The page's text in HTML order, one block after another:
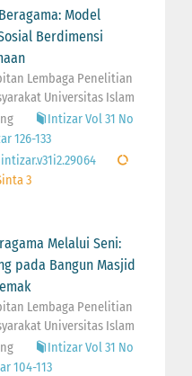
Model
Berdimensi
Lembaga Penelitian
Universitas Islam
Intizar Vol 31 No
126-133
3
Melalui Seni:
pada Bangun Masjid
Lembaga Penelitian
Universitas Islam
Intizar Vol 31 No
104-113